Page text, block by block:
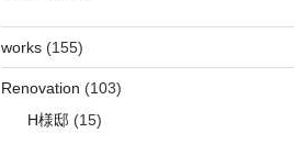
works(155)
Renovation (103)
H様邸 (15)